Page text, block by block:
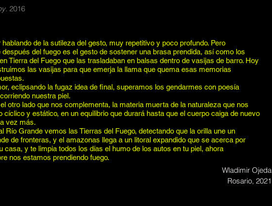
. 2016
de la sutileza del gesto, muy repetitivo y poco profundo. Pero
del fuego es el gesto de sostener una brasa prendida, así como los
Tierra del Fuego que las trasladaban en balsas dentro de vasijas de barro. Hoy
las vasijas para que emerja la llama que quema esas memorias
eclipsando la fugaz idea de final, superamos los gendarmes con poesía
nuestra piel.
otro lado que nos complementa, la materia muerta de la naturaleza que nos
cíclico y estático, en un equilibrio que durará hasta que el cuerpo caiga de nuevo
vez más.
Río Grande vemos las Tierras del Fuego, detectando que la orilla une un
de fronteras, y el amazonas llega a un litoral expandido que se acerca por
casa, y te limpia todos los días el humo de los autos en tu piel, ahora
nos estamos prendiendo fuego.
Wladimir Ojeda
Rosario, 2021